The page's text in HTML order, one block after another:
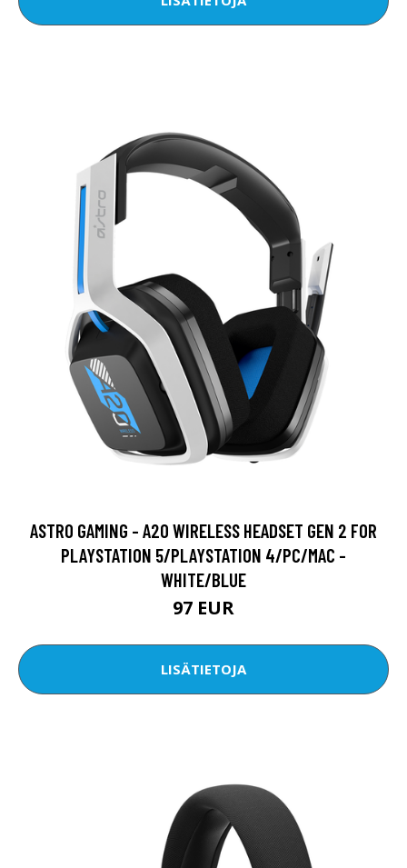
ASTRO GAMING - A20 WIRELESS HEADSET GEN 2 FOR
PLAYSTATION 5/PLAYSTATION 4/PC/MAC -
WHITE/BLUE
97 EUR
LISÄTIETOJA